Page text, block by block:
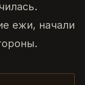
ежи, начали